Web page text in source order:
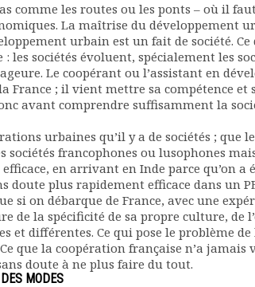
comme les routes ou les ponts – où il
La maîtrise du développement
urbain est un fait de société.
sociétés évoluent, spécialement les
Le coopérant ou l’assistant en
France ; il vient mettre sa compétence et
avant comprendre suffisamment la
urbaines qu’il y a de sociétés ; que
francophones ou lusophones
efficace, en arrivant en Inde parce qu’on a
doute plus rapidement efficace dans un
si on débarque de France, avec une
de la spécificité de sa propre culture, de
et différentes. Ce qui pose le problème de
que la coopération française n’a
doute à ne plus faire du tout.
MODES